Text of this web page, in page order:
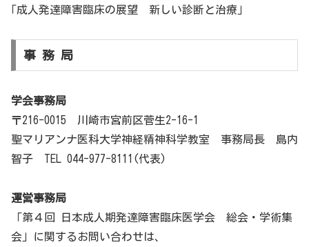
｢成人発達障害臨床の展望 新しい診断と治療｣
事 務 局
学会事務局
〒216-0015 川崎市宮前区菅生2-16-1
聖マリアンナ医科大学神経精神科学教室 事務局長 島内
智子 TEL 044-977-8111(代表)
運営事務局
「第４回 日本成人期発達障害臨床医学会 総会・学術集
会」に関するお問い合わせは、